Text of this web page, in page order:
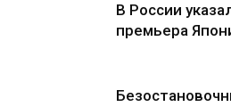
В России
премьера